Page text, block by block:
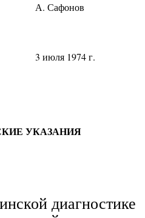
А. Сафонов
3 июля 1974 г.
УКАЗАНИЯ
диагностике